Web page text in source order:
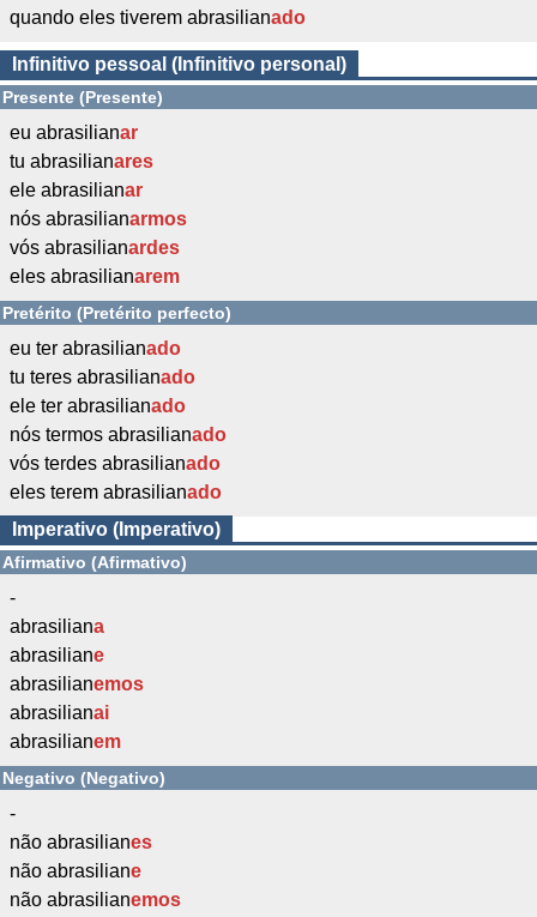
quando eles tiverem abrasilianado
Infinitivo pessoal (Infinitivo personal)
Presente (Presente)
eu abrasilianar
tu abrasilianares
ele abrasilianar
nós abrasilianarmos
vós abrasilianardes
eles abrasilianarem
Pretérito (Pretérito perfecto)
eu ter abrasilianado
tu teres abrasilianado
ele ter abrasilianado
nós termos abrasilianado
vós terdes abrasilianado
eles terem abrasilianado
Imperativo (Imperativo)
Afirmativo (Afirmativo)
-
abrasiliana
abrasiliane
abrasilianemos
abrasilianai
abrasilianem
Negativo (Negativo)
-
não abrasilianes
não abrasiliane
não abrasilianemos